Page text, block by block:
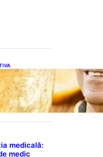
esențiale
glicemiei
timpul nopții:
medicală:
medic